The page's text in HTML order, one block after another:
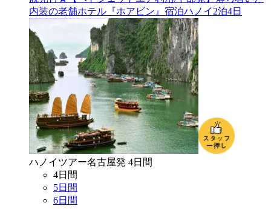
内装の老舗ホテル『ホアビン』宿泊ハノイ2泊4日
ハノイ ツアー名古屋発 4日間
4日間
5日間
6日間